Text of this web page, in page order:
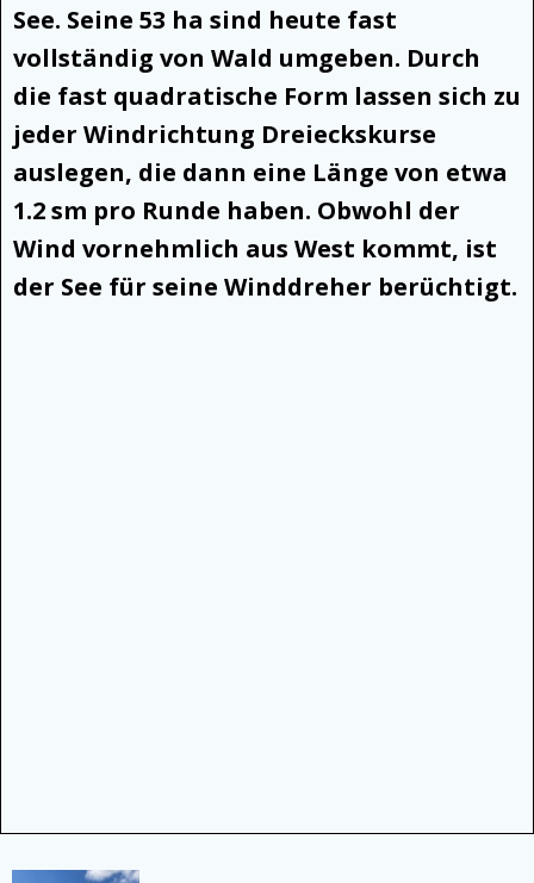
See. Seine 53 ha sind heute fast
vollständig von Wald umgeben. Durch
die fast quadratische Form lassen sich zu
jeder Windrichtung Dreieckskurse
auslegen, die dann eine Länge von etwa
1.2 sm pro Runde haben. Obwohl der
Wind vornehmlich aus West kommt, ist
der See für seine Winddreher berüchtigt.